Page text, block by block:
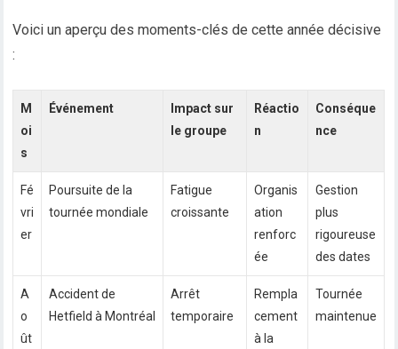
Voici un aperçu des moments-clés de cette année décisive
:
M
oi
s
Événement
Impact sur
le groupe
Réactio
n
Conséque
nce
Fé
vri
er
Poursuite de la
tournée mondiale
Fatigue
croissante
Organis
ation
renforc
ée
Gestion
plus
rigoureuse
des dates
A
o
ût
Accident de
Hetfield à Montréal
Arrêt
temporaire
Rempla
cement
à la
Tournée
maintenue